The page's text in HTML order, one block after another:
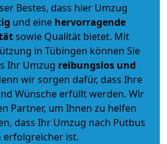
Bestes, dass hier Umzug
und eine hervorragende
sowie Qualität bietet. Mit
in Tübingen können Sie
Ihr Umzug reibungslos und
wir sorgen dafür, dass Ihre
Wünsche erfüllt werden. Wir
Partner, um Ihnen zu helfen
dass Ihr Umzug nach Putbus
erfolgreicher ist.